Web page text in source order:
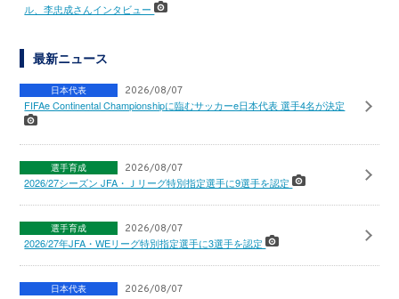
ル、李忠成さんインタビュー
最新ニュース
日本代表 2026/08/07
FIFAe Continental Championshipに臨むサッカーe日本代表 選手4名が決定
選手育成 2026/08/07
2026/27シーズン JFA・Ｊリーグ特別指定選手に9選手を認定
選手育成 2026/08/07
2026/27年JFA・WEリーグ特別指定選手に3選手を認定
日本代表 2026/08/07